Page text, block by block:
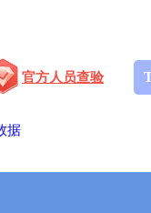
据
官方人员查验